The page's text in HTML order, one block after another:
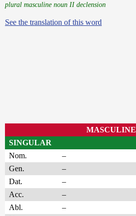
plural masculine noun II declension
See the translation of this word
MASCULINE
SINGULAR
Nom.
–
Gen.
–
Dat.
–
Acc.
–
Abl.
–